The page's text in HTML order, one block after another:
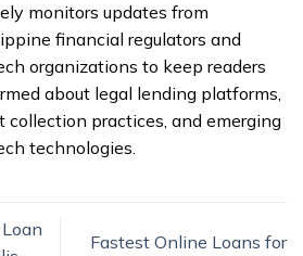
monitors updates from
financial regulators and
organizations to keep readers
about legal lending platforms,
collection practices, and emerging
technologies.
Fastest Online Loans for